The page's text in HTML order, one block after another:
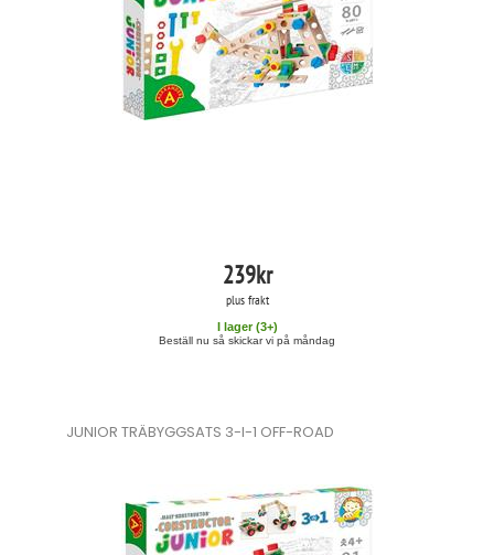
239kr
plus frakt
I lager (3+)
Beställ nu så skickar vi på måndag
JUNIOR TRÄBYGGSATS 3-I-1 OFF-ROAD